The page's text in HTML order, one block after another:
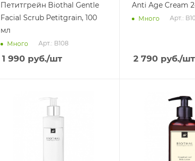
Петитгрейн Biothal Gentle
Facial Scrub Petitgrain, 100
мл
Много Арт.: B108
1 990 руб./шт
Anti Age Cream
Много Арт.:
2 790 руб./шт